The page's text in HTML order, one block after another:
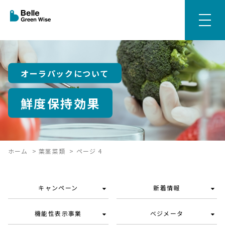
オーラパックについて
鮮度保持効果
ホーム >葉茎菜類 > ページ 4
キャンペーン 新着情報
機能性表示事業 ベジメータ